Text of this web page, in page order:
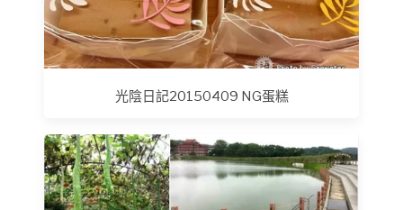
光陰日記20150409 NG蛋糕